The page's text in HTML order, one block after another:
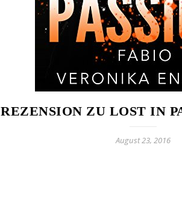
REZENSION ZU LOST IN
August 23, 2016